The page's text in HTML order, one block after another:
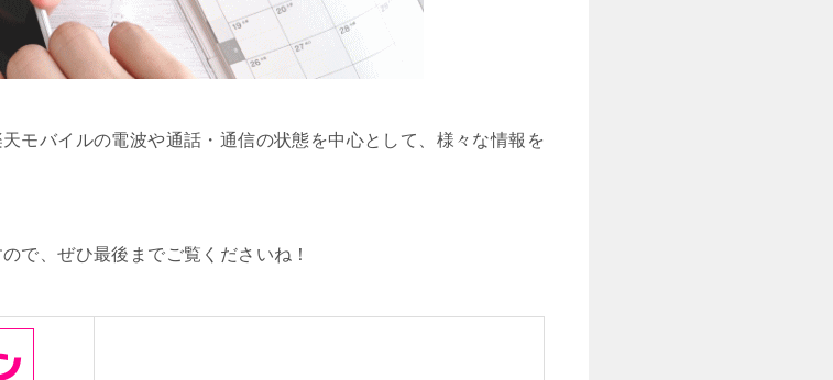
モバイルの電波や通話・通信の状態を中心として、様々な情報を
で、ぜひ最後までご覧くださいね！